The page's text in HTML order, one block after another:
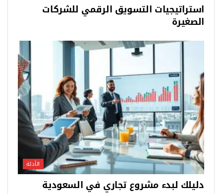
استراتيجيات التسويق الرقمي للشركات
الصغيرة
الأدلة
دليلك لبدء مشروع تجاري في السعودية